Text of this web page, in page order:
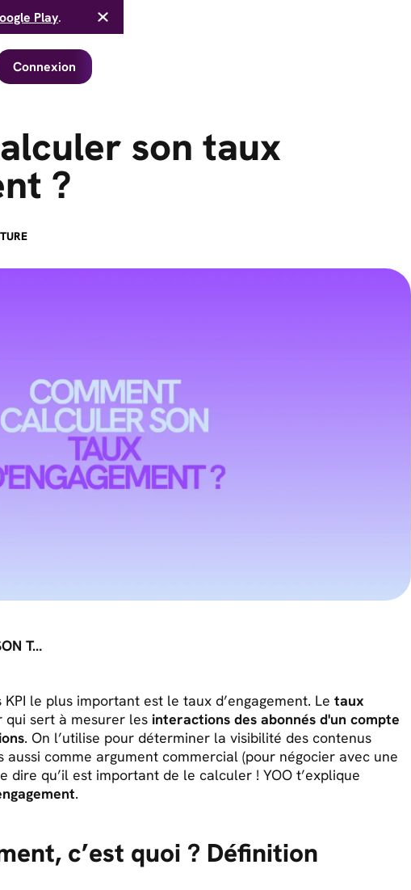
Play.
Connexion
son taux
?
COMMENT CALCULER SON TAUX D'ENGAGEMENT ?
le plus important est le taux d’engagement. Le taux
qui sert à mesurer les interactions des abonnés d'un compte
. On l’utilise pour déterminer la visibilité des contenus
aussi comme argument commercial (pour négocier avec une
dire qu’il est important de le calculer ! YOO t’explique
.
c’est quoi ? Définition